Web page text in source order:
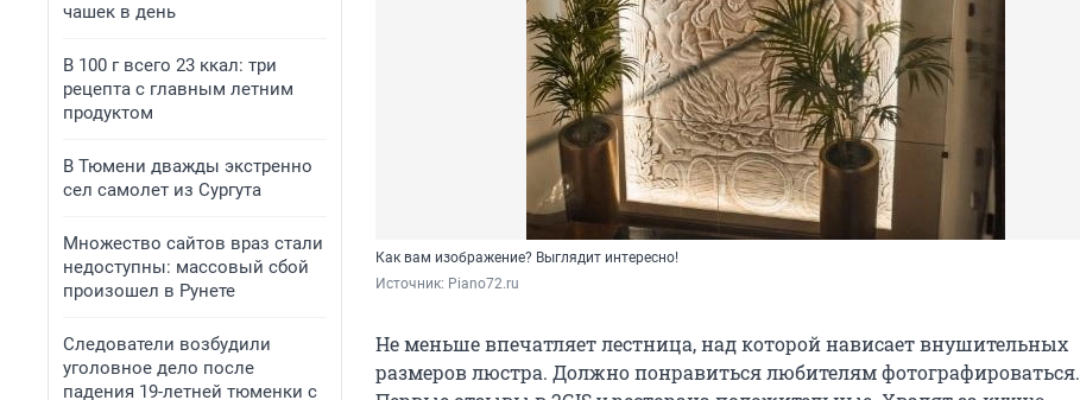
чашек в день
В 100 г всего 23 ккал: три
рецепта с главным летним
продуктом
В Тюмени дважды экстренно
сел самолет из Сургута
Множество сайтов враз стали
недоступны: массовый сбой
произошел в Рунете
Следователи возбудили
уголовное дело после
падения 19-летней тюменки с
Как вам изображение? Выглядит интересно!
Источник: Piano72.ru
Не меньше впечатляет лестница, над которой нависает внушительных
размеров люстра. Должно понравиться любителям фотографироваться.